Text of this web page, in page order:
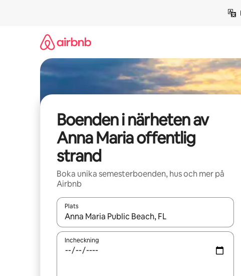
Boenden i närheten av
Anna Maria offentlig
strand
Boka unika semesterboenden, hus och mer på
Airbnb
Plats
När resultaten är tillgängliga kan du navigera med
Incheckning